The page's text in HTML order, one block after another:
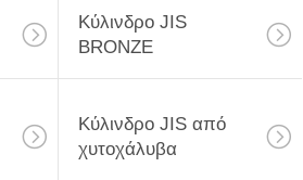
Κύλινδρο JIS
BRONZE
Κύλινδρο JIS από
χυτοχάλυβα